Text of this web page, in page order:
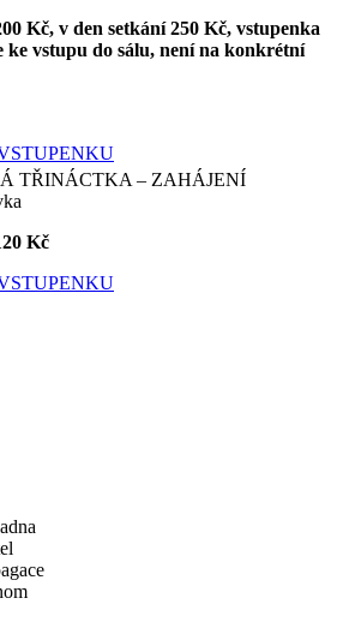
Kč, v den setkání 250 Kč, vstupenka
ke vstupu do sálu, není na konkrétní
TŘINÁCTKA – ZAHÁJENÍ
Kč